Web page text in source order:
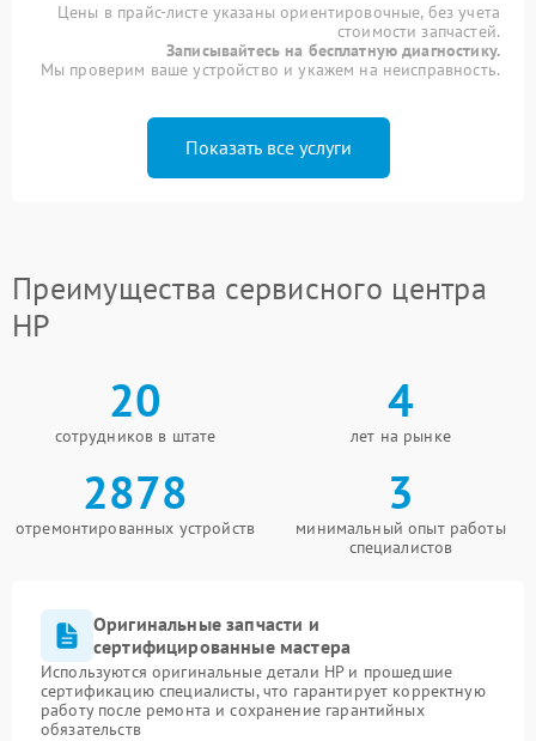
Цены в прайс-листе указаны ориентировочные, без учета
стоимости запчастей.
Записывайтесь на бесплатную диагностику.
Мы проверим ваше устройство и укажем на неисправность.
Показать все услуги
Преимущества сервисного центра
HP
20
сотрудников в штате
4
лет на рынке
2878
отремонтированных устройств
3
минимальный опыт работы
специалистов
Оригинальные запчасти и
сертифицированные мастера
Используются оригинальные детали HP и прошедшие
сертификацию специалисты, что гарантирует корректную
работу после ремонта и сохранение гарантийных
обязательств